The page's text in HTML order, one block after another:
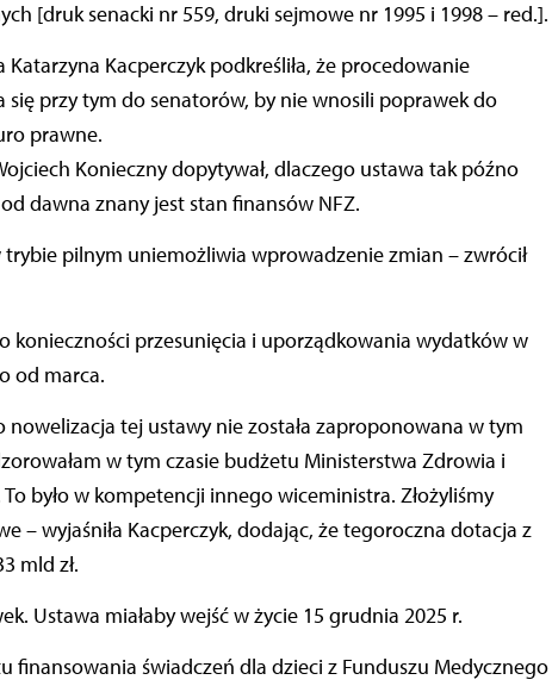
[druk senacki nr 559, druki sejmowe nr 1995 i 1998 – red.].
Kacperczyk podkreśliła, że procedowanie
się przy tym do senatorów, by nie wnosili poprawek do
prawne.
Konieczny dopytywał, dlaczego ustawa tak późno
dawna znany jest stan finansów NFZ.
pilnym uniemożliwia wprowadzenie zmian – zwrócił
konieczności przesunięcia i uporządkowania wydatków w
od marca.
tej ustawy nie została zaproponowana w tym
w tym czasie budżetu Ministerstwa Zdrowia i
było w kompetencji innego wiceministra. Złożyliśmy
– wyjaśniła Kacperczyk, dodając, że tegoroczna dotacja z
mld zł.
Ustawa miałaby wejść w życie 15 grudnia 2025 r.
finansowania świadczeń dla dzieci z Funduszu Medycznego